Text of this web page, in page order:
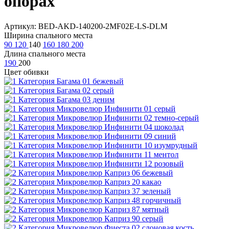
Артикул: BED-AKD-140200-2MF02E-LS-DLM
Ширина спального места
90 120 140 160 180 200
Длина спального места
190 200
Цвет обивки